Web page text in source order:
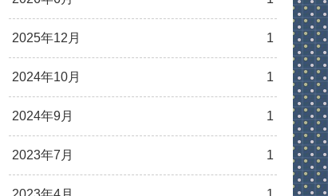
2025年12月 1
2024年10月 1
2024年9月 1
2023年7月 1